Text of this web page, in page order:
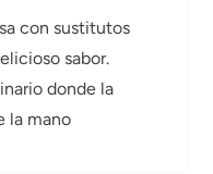
con sustitutos
sabor.
donde la
la mano